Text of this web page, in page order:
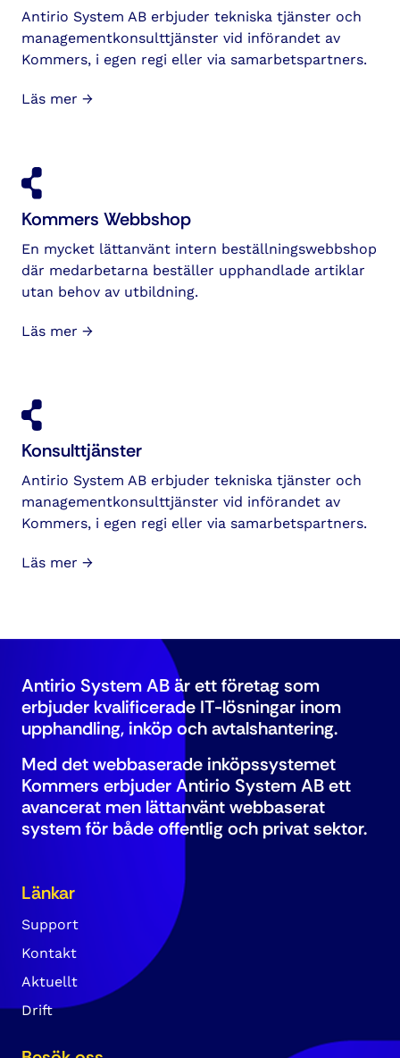
Antirio System AB erbjuder tekniska tjänster och
managementkonsulttjänster vid införandet av
Kommers, i egen regi eller via samarbetspartners.
Läs mer →
Kommers Webbshop
En mycket lätt­använt intern beställnings­webbshop
där medarbetarna beställer upphandlade artiklar
utan behov av utbildning.
Läs mer →
Konsulttjänster
Antirio System AB erbjuder tekniska tjänster och
managementkonsulttjänster vid införandet av
Kommers, i egen regi eller via samarbetspartners.
Läs mer →
Antirio System AB är ett företag som
erbjuder kvalificerade IT-lösningar inom
upphandling, inköp och avtalshantering.
Med det webbaserade inköpssystemet
Kommers erbjuder Antirio System AB ett
avancerat men lättanvänt webbaserat
system för både offentlig och privat sektor.
Länkar
Support
Kontakt
Aktuellt
Drift